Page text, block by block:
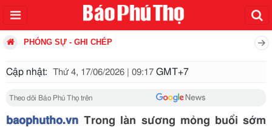
PHÓNG SỰ - GHI CHÉP
Cập nhật: Thứ 4, 17/06/2026 | 09:17 GMT+7
Theo dõi Báo Phú Thọ trên
baophutho.vn Trong làn sương mỏng buổi sớm